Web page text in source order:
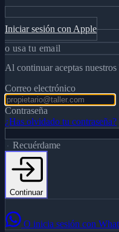
Iniciar sesión con Apple
o usa tu email
Al continuar aceptas
Correo electrónico
Contraseña
¿Has olvidado tu contraseña?
Recuérdame
Continuar
O inicia sesión con